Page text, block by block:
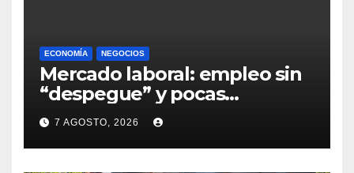
ECONOMÍA NEGOCIOS
Mercado laboral: empleo sin
“despegue” y pocas
expectativas empresariales
sobre aumento de personal
7 AGOSTO, 2026